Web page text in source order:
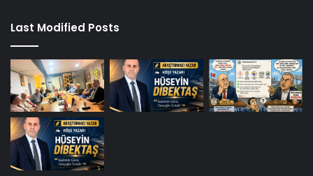
Last Modified Posts